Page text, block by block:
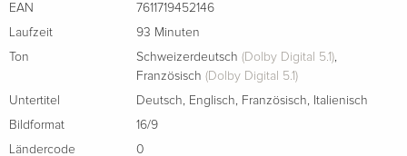
EAN
7611719452146
Laufzeit
93 Minuten
Ton
Schweizerdeutsch (Dolby Digital 5.1),
Französisch (Dolby Digital 5.1)
Untertitel
Deutsch, Englisch, Französisch, Italienisch
Bildformat
16/9
Ländercode
0